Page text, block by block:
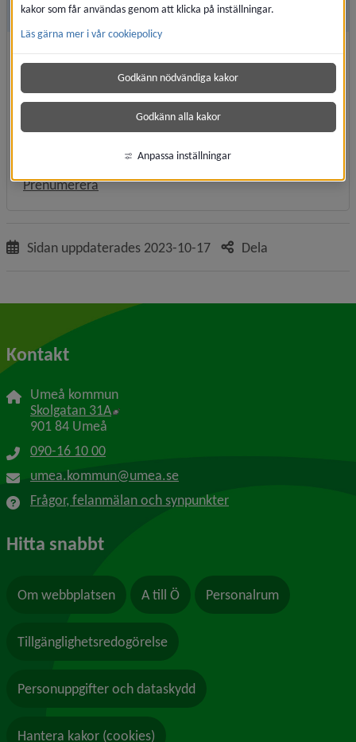
Andra sidor
Vad gör en kommunikatör?
Lagar, förordningar
Organisation
Mål, utgångspunkter
Kommunikativa grepp
Prenumerera
Sidan uppdaterades 2023-10-17 Dela
Kontakt
Umeå kommun
Skolgatan 31A Länk till annan webbplats, öppnas i nytt
901 84 Umeå
090-16 10 00
umea.kommun@umea.se
Frågor, felanmälan och synpunkter
Hitta snabbt
Om webbplatsen A till Ö Personalrum
Tillgänglighetsredogörelse
Personuppgifter och dataskydd
Hantera kakor (cookies)
kakor som får användas genom att klicka på inställningar.
Läs gärna mer i vår cookiepolicy
Godkänn nödvändiga kakor
Godkänn alla kakor
Anpassa inställningar